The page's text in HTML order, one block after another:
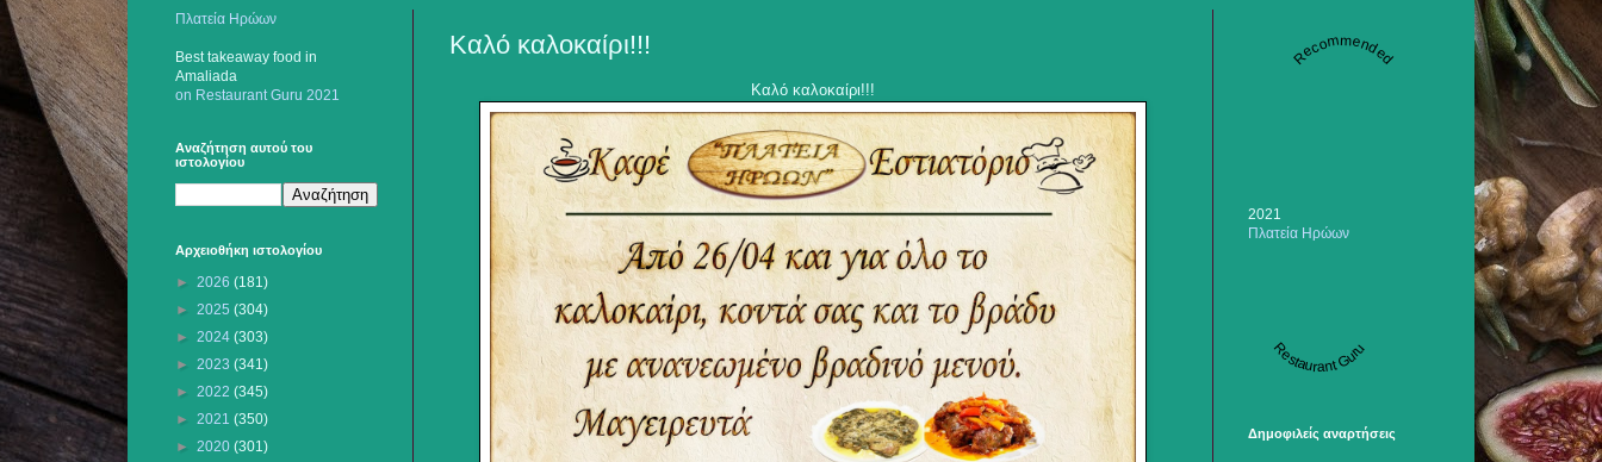
Καλό καλοκαίρι!!!
Καλό καλοκαίρι!!!
Πλατεία Ηρώων
Best takeaway food in
Amaliada
on Restaurant Guru 2021
Αναζήτηση αυτού του
ιστολογίου
Αρχειοθήκη ιστολογίου
► 2026 (181)
► 2025 (304)
► 2024 (303)
► 2023 (341)
► 2022 (345)
► 2021 (350)
► 2020 (301)
Recommended
2021
Πλατεία Ηρώων
Restaurant Guru
Δημοφιλείς αναρτήσεις